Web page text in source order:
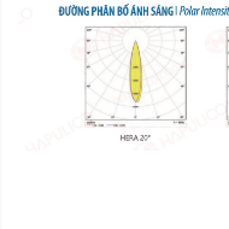
Xuất xứ